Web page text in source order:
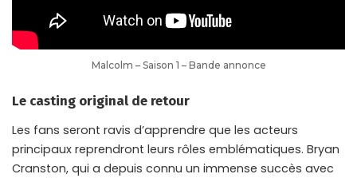
Malcolm – Saison 1 – Bande annonce
Le casting original de retour
Les fans seront ravis d’apprendre que les acteurs
principaux reprendront leurs rôles emblématiques. Bryan
Cranston, qui a depuis connu un immense succès avec